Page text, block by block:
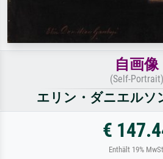
自画像
(Self-Portrait)
エリン・ダニエルソ
€
Enthält 19%